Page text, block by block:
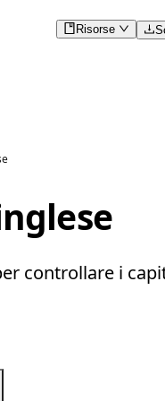
Risorse
controllare i